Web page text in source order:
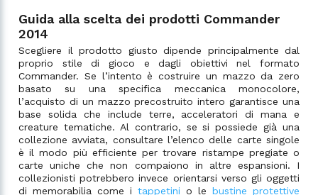
Guida alla scelta dei prodotti Commander
2014
Scegliere il prodotto giusto dipende principalmente dal
proprio stile di gioco e dagli obiettivi nel formato
Commander. Se l’intento è costruire un mazzo da zero
basato su una specifica meccanica monocolore,
l’acquisto di un mazzo precostruito intero garantisce una
base solida che include terre, acceleratori di mana e
creature tematiche. Al contrario, se si possiede già una
collezione avviata, consultare l’elenco delle carte singole
è il modo più efficiente per trovare ristampe pregiate o
carte uniche che non compaiono in altre espansioni. I
collezionisti potrebbero invece orientarsi verso gli oggetti
di memorabilia come i tappetini o le bustine protettive